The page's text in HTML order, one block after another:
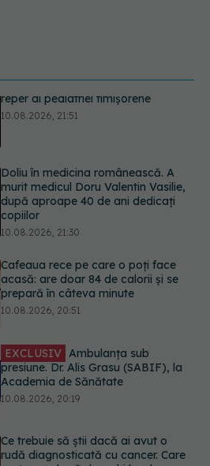
Doliu în medicina românească. A
10.08.2026, 21:30
Cafeaua rece pe care o poți face
acasă: are doar 84 de calorii și se
prepară în câteva minute
EXCLUSIV Ambulanța sub
presiune. Dr. Alis Grasu (SABIF), la
10.08.2026, 20:19
Ce trebuie să știi dacă ai avut o
rudă diagnosticată cu cancer. Care
10.08.2026, 19:20